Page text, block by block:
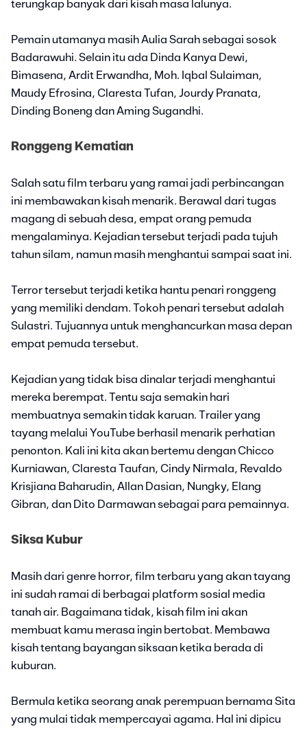
terungkap banyak dari kisah masa lalunya.
Pemain utamanya masih Aulia Sarah sebagai sosok
Badarawuhi. Selain itu ada Dinda Kanya Dewi,
Bimasena, Ardit Erwandha, Moh. Iqbal Sulaiman,
Maudy Efrosina, Claresta Tufan, Jourdy Pranata,
Dinding Boneng dan Aming Sugandhi.
Ronggeng Kematian
Salah satu film terbaru yang ramai jadi perbincangan
ini membawakan kisah menarik. Berawal dari tugas
magang di sebuah desa, empat orang pemuda
mengalaminya. Kejadian tersebut terjadi pada tujuh
tahun silam, namun masih menghantui sampai saat ini.
Terror tersebut terjadi ketika hantu penari ronggeng
yang memiliki dendam. Tokoh penari tersebut adalah
Sulastri. Tujuannya untuk menghancurkan masa depan
empat pemuda tersebut.
Kejadian yang tidak bisa dinalar terjadi menghantui
mereka berempat. Tentu saja semakin hari
membuatnya semakin tidak karuan. Trailer yang
tayang melalui YouTube berhasil menarik perhatian
penonton. Kali ini kita akan bertemu dengan Chicco
Kurniawan, Claresta Taufan, Cindy Nirmala, Revaldo
Krisjiana Baharudin, Allan Dasian, Nungky, Elang
Gibran, dan Dito Darmawan sebagai para pemainnya.
Siksa Kubur
Masih dari genre horror, film terbaru yang akan tayang
ini sudah ramai di berbagai platform sosial media
tanah air. Bagaimana tidak, kisah film ini akan
membuat kamu merasa ingin bertobat. Membawa
kisah tentang bayangan siksaan ketika berada di
kuburan.
Bermula ketika seorang anak perempuan bernama Sita
yang mulai tidak mempercayai agama. Hal ini dipicu